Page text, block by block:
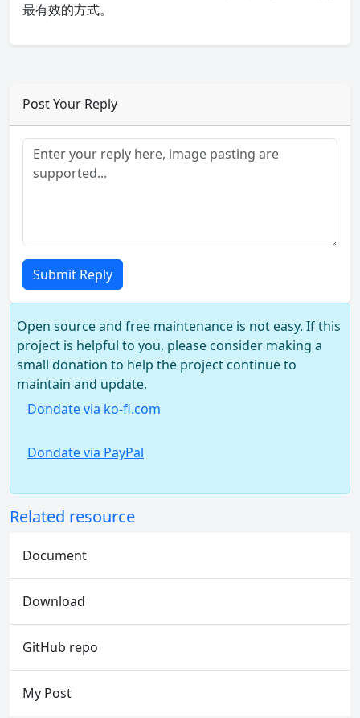
最有效的方式。
Post Your Reply
Submit Reply
Open source and free maintenance is not easy. If this
project is helpful to you, please consider making a
small donation to help the project continue to
maintain and update.
Dondate via ko-fi.com
Dondate via PayPal
Related resource
Document
Download
GitHub repo
My Post